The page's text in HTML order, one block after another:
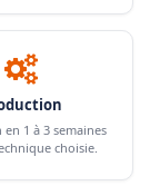
1 à 3 semaines
choisie.